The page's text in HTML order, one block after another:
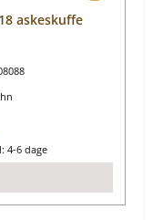
askeskuffe
4-6 dage